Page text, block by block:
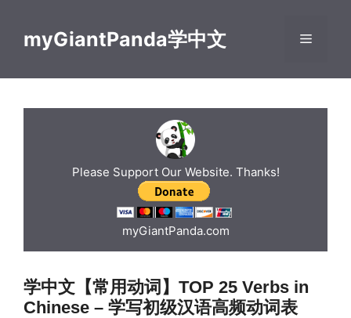
contentmyGiantPanda学中文 Menu
Please Support Our Website. Thanks!
myGiantPanda.com
学中文【常用动词】TOP 25 Verbs in
Chinese – 学写初级汉语高频动词表